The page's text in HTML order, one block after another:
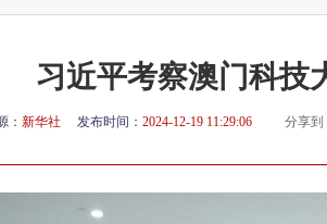
习近平考察澳门科技
： 新华社 发布时间： 2024-12-19 11:29:06 分享到